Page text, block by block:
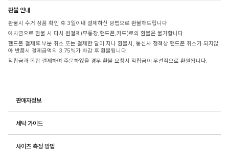
환불 안내
환불시 수거 상품 확인 후 3일이내 결제하신 방법으로 환불해드립니다
예치금으로 환불 시 다시 원결제(무통장,핸드폰,카드)로의 환불은 불가합니다.
핸드폰 결제후 부분 취소 또는 결제한 달이 지나 환불시, 통신사 정책상 핸드폰 취소가 되지않
아 반품시 결제금액의 3.75%가 차감 후 환불됩니다.
적립금과 복합 결제하여 주문하였을 경우 환불 요청시 적립금이 우선적으로 환원됩니다.
판매자정보
세탁 가이드
사이즈 측정 방법